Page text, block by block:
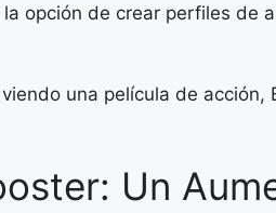
opción de crear perfiles
una película de
Un